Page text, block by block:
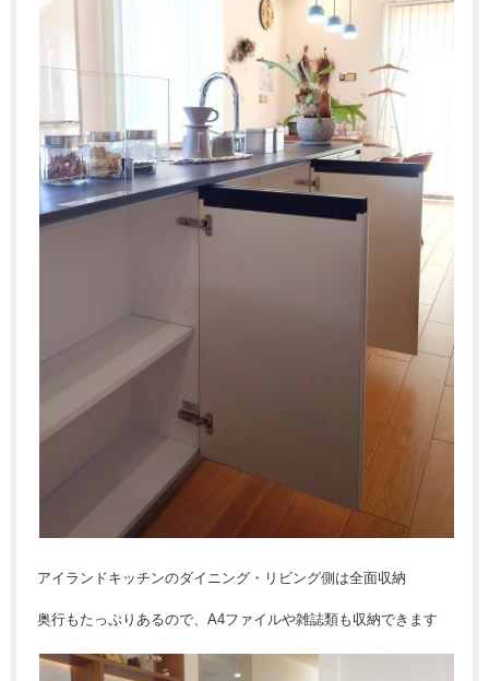
アイランドキッチンのダイニング・リビング側は全面収納
奥行もたっぷりあるので、A4ファイルや雑誌類も収納できます